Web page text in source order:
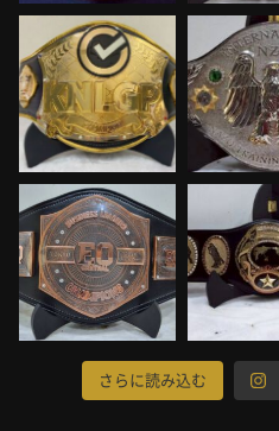
さらに読み込む